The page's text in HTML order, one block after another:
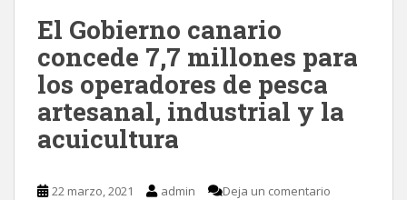
El Gobierno canario
concede 7,7 millones para
los operadores de pesca
artesanal, industrial y la
acuicultura
22 marzo, 2021 admin Deja un comentario